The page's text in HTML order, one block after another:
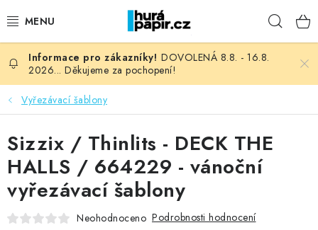
na
NOVINKY
HURÁ DÍLNA
VŠECHNO ZBOŽÍ
KNIHAŘSKÝ MATERIÁL
DOVOLENÁ 8.8. - 16.8.
2026... Děkujeme za pochopení!
Vyřezávací šablony
Sizzix / Thinlits - DECK THE
HALLS / 664229 - vánoční
vyřezávací šablony
Neohodnoceno Podrobnosti hodnocení